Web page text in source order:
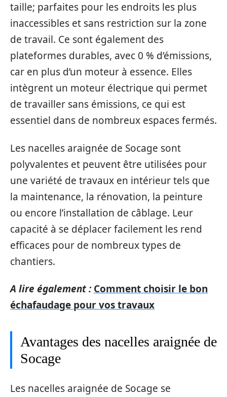
taille; parfaites pour les endroits les plus
inaccessibles et sans restriction sur la zone
de travail. Ce sont également des
plateformes durables, avec 0 % d’émissions,
car en plus d’un moteur à essence. Elles
intègrent un moteur électrique qui permet
de travailler sans émissions, ce qui est
essentiel dans de nombreux espaces fermés.
Les nacelles araignée de Socage sont
polyvalentes et peuvent être utilisées pour
une variété de travaux en intérieur tels que
la maintenance, la rénovation, la peinture
ou encore l’installation de câblage. Leur
capacité à se déplacer facilement les rend
efficaces pour de nombreux types de
chantiers.
A lire également : Comment choisir le bon
échafaudage pour vos travaux
Avantages des nacelles araignée de
Socage
Les nacelles araignée de Socage se